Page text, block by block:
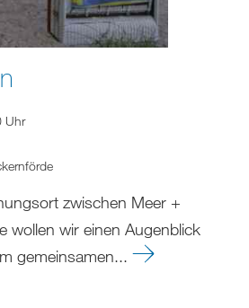
Uhr
zwischen Meer +
wollen wir einen Augenblick
gemeinsamen...